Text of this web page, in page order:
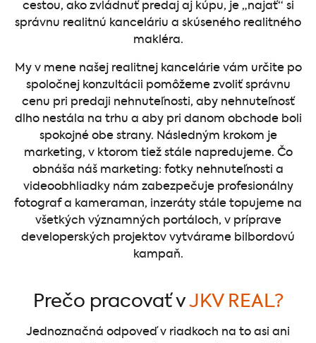
cestou, ako zvládnuť predaj aj kúpu, je „najať“ si
správnu realitnú kanceláriu a skúseného realitného
makléra.
My v mene našej realitnej kancelárie vám určite po
spoločnej konzultácii pomôžeme zvoliť správnu
cenu pri predaji nehnuteľnosti, aby nehnuteľnosť
dlho nestála na trhu a aby pri danom obchode boli
spokojné obe strany. Následným krokom je
marketing, v ktorom tiež stále napredujeme. Čo
obnáša náš marketing: fotky nehnuteľnosti a
videoobhliadky nám zabezpečuje profesionálny
fotograf a kameraman, inzeráty stále topujeme na
všetkých významných portáloch, v príprave
developerských projektov vytvárame bilbordovú
kampaň.
Prečo pracovať vJKV REAL?
Jednoznačná odpoveď v riadkoch na to asi ani